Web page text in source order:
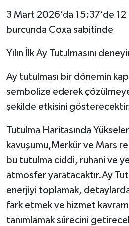
3 Mart 2026’da 15:37’de
burcunda Coxa sabitinde
Yılın İlk Ay Tutulmasını
Ay tutulması bir dönemin
sembolize ederek
şekilde etkisini
Tutulma Haritasında
kavuşumu,Merkür ve Mars
bu tutulma ciddi, ruhani ve
atmosfer yaratacaktır.Ay
enerjiyi toplamak,
fark etmek ve hizmet
tanımlamak sürecini